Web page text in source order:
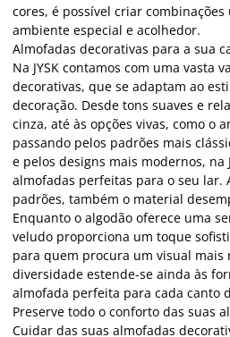
cores, é possível criar
ambiente especial e acolhedor.
Almofadas decorativas para a sua
Na JYSK contamos com uma vasta
decorativas, que se adaptam ao
decoração. Desde tons suaves e
cinza, até às opções vivas, como o
passando pelos padrões mais
e pelos designs mais modernos, na
almofadas perfeitas para o seu lar.
padrões, também o material
Enquanto o algodão oferece uma
veludo proporciona um toque
para quem procura um visual mais
diversidade estende-se ainda às
almofada perfeita para cada canto
Preserve todo o conforto das suas
Cuidar das suas almofadas